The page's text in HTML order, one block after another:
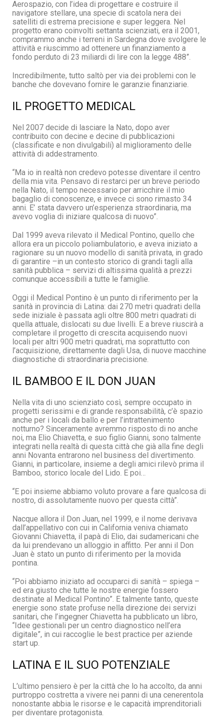
Aerospazio, con l’idea di progettare e costruire il
navigatore stellare, una specie di scatola nera dei
satelliti di estrema precisione e super leggera. Nel
progetto erano coinvolti settanta scienziati, era il 2001,
comprammo anche i terreni in Sardegna dove svolgere le
attività e riuscimmo ad ottenere un finanziamento a
fondo perduto di 23 miliardi di lire con la legge 488”.
Incredibilmente, tutto saltò per via dei problemi con le
banche che dovevano fornire le garanzie finanziarie.
IL PROGETTO MEDICAL
Nel 2007 decide di lasciare la Nato, dopo aver
contribuito con decine e decine di pubblicazioni
(classificate e non divulgabili) al miglioramento delle
attività di addestramento.
“Ma io in realtà non credevo potesse diventare il centro
della mia vita. Pensavo di restarci per un breve periodo
nella Nato, il tempo necessario per arricchire il mio
bagaglio di conoscenze, e invece ci sono rimasto 34
anni. E’ stata davvero un’esperienza straordinaria, ma
avevo voglia di iniziare qualcosa di nuovo”.
Dal 1999 aveva rilevato il Medical Pontino, quello che
allora era un piccolo poliambulatorio, e aveva iniziato a
ragionare su un nuovo modello di sanità privata, in grado
di garantire –in un contesto storico di grandi tagli alla
sanità pubblica – servizi di altissima qualità a prezzi
comunque accessibili a tutte le famiglie.
Oggi il Medical Pontino è un punto di riferimento per la
sanità in provincia di Latina: dai 270 metri quadrati della
sede iniziale è passata agli oltre 800 metri quadrati di
quella attuale, dislocati su due livelli. E a breve riuscirà a
completare il progetto di crescita acquisendo nuovi
locali per altri 900 metri quadrati, ma soprattutto con
l’acquisizione, direttamente dagli Usa, di nuove macchine
diagnostiche di straordinaria precisione.
IL BAMBOO E IL DON JUAN
Nella vita di uno scienziato così, sempre occupato in
progetti serissimi e di grande responsabilità, c’è spazio
anche per i locali da ballo e per l’intrattenimento
notturno? Sinceramente avremmo risposto di no anche
noi, ma Elio Chiavetta, e suo figlio Gianni, sono talmente
integrati nella realtà di questa città che già alla fine degli
anni Novanta entrarono nel business del divertimento.
Gianni, in particolare, insieme a degli amici rilevò prima il
Bamboo, storico locale del Lido. E poi…
“E poi insieme abbiamo voluto provare a fare qualcosa di
nostro, di assolutamente nuovo per questa città”.
Nacque allora il Don Juan, nel 1999, e il nome derivava
dall’appellativo con cui in California veniva chiamato
Giovanni Chiavetta, il papà di Elio, dai sudamericani che
da lui prendevano un alloggio in affitto. Per anni il Don
Juan è stato un punto di riferimento per la movida
pontina.
“Poi abbiamo iniziato ad occuparci di sanità – spiega –
ed era giusto che tutte le nostre energie fossero
destinate al Medical Pontino”. E talmente tanto, queste
energie sono state profuse nella direzione dei servizi
sanitari, che l’ingegner Chiavetta ha pubblicato un libro,
“Idee gestionali per un centro diagnostico nell’era
digitale”, in cui raccoglie le best practice per aziende
start up.
LATINA E IL SUO POTENZIALE
L’ultimo pensiero è per la città che lo ha accolto, da anni
purtroppo costretta a vivere nei panni di una cenerentola
nonostante abbia le risorse e le capacità imprenditoriali
per diventare protagonista.